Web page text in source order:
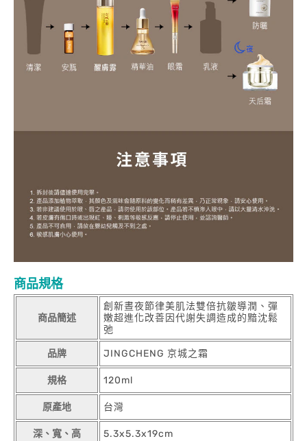
商品規格
商品簡述
創新晝夜節律美肌法雙倍抗皺導潤、彈
嫩超進化改善因代謝失調造成的黯沈鬆
弛
品牌 JINGCHENG 京城之霜
規格 120ml
原產地 台灣
深、寬、高 5.3x5.3x19cm